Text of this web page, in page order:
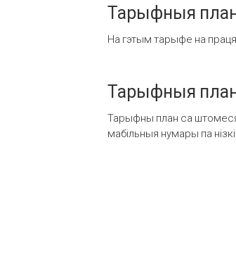
Тарыфныя
На гэтым тарыфе на
Тарыфныя
Тарыфны план са
мабільныя нумары па